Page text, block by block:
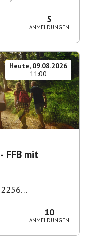
5
ANMELDUNGEN
Heute, 09.08.2026
11:00
FFB mit
10
ANMELDUNGEN